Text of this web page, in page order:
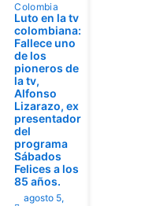
Colombia
Luto en la tv
colombiana:
Fallece uno
de los
pioneros de
la tv,
Alfonso
Lizarazo, ex
presentador
del
programa
Sábados
Felices a los
85 años.
agosto 5,